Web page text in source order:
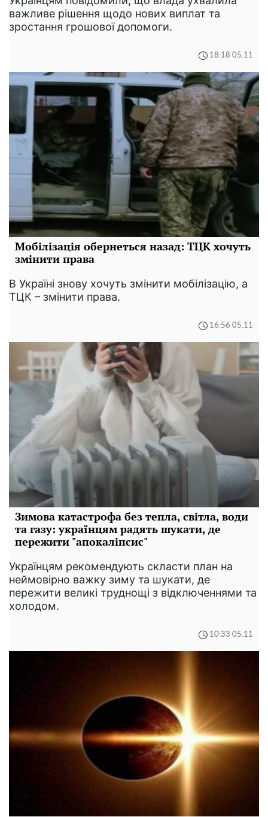
важливе рішення щодо нових виплат та
зростання грошової допомоги.
18:18 05.11
Мобілізація обернеться назад: ТЦК хочуть
змінити права
В Україні знову хочуть змінити мобілізацію, а
ТЦК – змінити права.
16:56 05.11
Зимова катастрофа без тепла, світла, води
та газу: українцям радять шукати, де
пережити "апокаліпсис"
Українцям рекомендують скласти план на
неймовірно важку зиму та шукати, де
пережити великі труднощі з відключеннями та
холодом.
10:33 05.11